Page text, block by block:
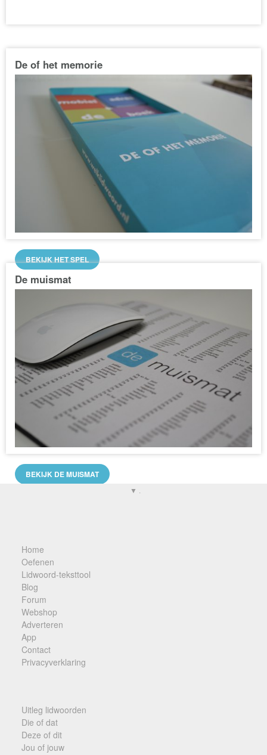
De of het memorie
BEKIJK HET SPEL
De muismat
BEKIJK DE MUISMAT
▼ .
Home
Oefenen
Lidwoord-teksttool
Blog
Forum
Webshop
Adverteren
App
Contact
Privacyverklaring
Uitleg lidwoorden
Die of dat
Deze of dit
Jou of jouw